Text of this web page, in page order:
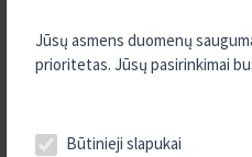
Jūsų asmens duomenų
prioritetas. Jūsų pasirinkimai
Būtinieji slapukai
Karjera
KREDA grupės kredito unijos